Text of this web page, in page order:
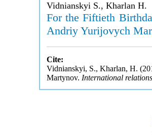
Vidnianskyi S., Kharlan H.
For the Fiftieth
Andriy Yurijovych
Cite:
Vidnianskyi, S., Kharlan, H.
Martynov. International